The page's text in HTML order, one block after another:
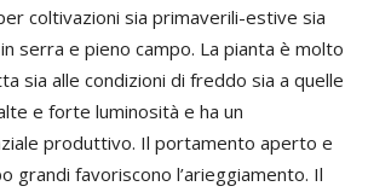
coltivazioni sia primaverili-estive sia
serra e pieno campo. La pianta è molto
sia alle condizioni di freddo sia a quelle
e forte luminosità e ha un
produttivo. Il portamento aperto e
grandi favoriscono l’arieggiamento. Il